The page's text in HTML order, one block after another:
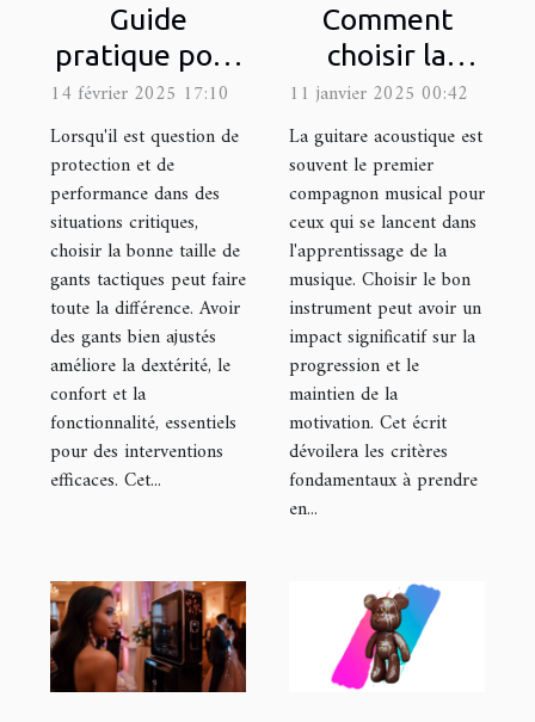
Guide
pratique pour
choisir la taille
appropriée de
gants
tactiques
14 février 2025 17:10
Lorsqu'il est question de
protection et de
performance dans des
situations critiques,
choisir la bonne taille de
gants tactiques peut faire
toute la différence. Avoir
des gants bien ajustés
améliore la dextérité, le
confort et la
fonctionnalité, essentiels
pour des interventions
efficaces. Cet...
Comment
choisir la
meilleure
guitare
acoustique
pour
débutants
11 janvier 2025 00:42
La guitare acoustique est
souvent le premier
compagnon musical pour
ceux qui se lancent dans
l'apprentissage de la
musique. Choisir le bon
instrument peut avoir un
impact significatif sur la
progression et le
maintien de la
motivation. Cet écrit
dévoilera les critères
fondamentaux à prendre
en...